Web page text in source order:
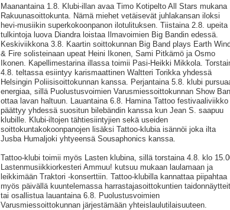
Maanantaina 1.8. Klubi-illan avaa Timo Kotipelto All Stars mukana
Rakuunasoittokunta. Nämä miehet vetäisevät juhlakansan iloksi
hevi-musiikin superkokoonpanon ilotulituksen. Tiistaina 2.8. upeita
tulkintoja luova Diandra loistaa Ilmavoimien Big Bandin edessä.
Keskiviikkona 3.8. Kaartin soittokunnan Big Band plays Earth Wind
& Fire solisteinaan upeat Heini Ikonen, Sami Pitkämö ja Osmo
Ikonen. Kapellimestarina illassa toimii Pasi-Heikki Mikkola.
4.8. teltassa esiintyy karismaattinen Waltteri Torikka yhdessä
Helsingin Poliisisoittokunnan kanssa. Perjantaina 5.8. klubi
energiaa, sillä Puolustusvoimien Varusmiessoittokunnan Show
ottaa lavan haltuun. Lauantaina 6.8. Hamina Tattoo festivaaliviikko
päättyy yhdessä suositun bilebändin kanssa kun Jean S. saapuu
klubille. Klubi-iltojen tähtiesiintyjien sekä useiden
soittokuntakokoonpanojen lisäksi Tattoo-klubia isännöi joka ilta
Jusba Humaljoki yhtyeensä Sousaphonics kanssa.
Tattoo-klubi toimii myös Lasten klubina, sillä torstaina 4.8. klo
Lastenmusiikkiorkesteri Ammuu! kutsuu mukaan laulamaan ja
leikkimään Traktori -konserttiin. Tattoo-klubilla kannattaa piipahtaa
myös päivällä kuuntelemassa harrastajasoittokuntien
tai osallistua lauantaina 6.8. Puolustusvoimien
Varusmiessoittokunnan järjestämään yhteislaulutilaisuuteen.